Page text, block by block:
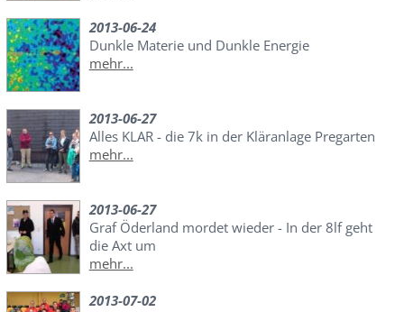
2013-06-24
Dunkle Materie und Dunkle Energie
mehr...
2013-06-27
Alles KLAR - die 7k in der Kläranlage Pregarten
mehr...
2013-06-27
Graf Öderland mordet wieder - In der 8lf geht
die Axt um
mehr...
2013-07-02